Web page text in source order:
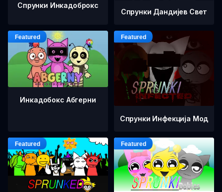
Спрунки Инкадоброкс
Спрунки Дандијев Свет
Инкадобокс Абгерни
Спрунки Инфекција Мод